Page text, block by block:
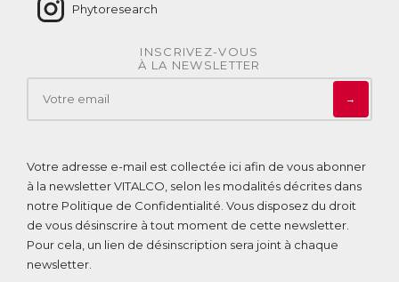
Phytoresearch
INSCRIVEZ-VOUS
À LA NEWSLETTER
→
Votre adresse e-mail est collectée ici afin de vous abonner
à la newsletter VITALCO, selon les modalités décrites dans
notre Politique de Confidentialité . Vous disposez du droit
de vous désinscrire à tout moment de cette newsletter.
Pour cela, un lien de désinscription sera joint à chaque
newsletter.